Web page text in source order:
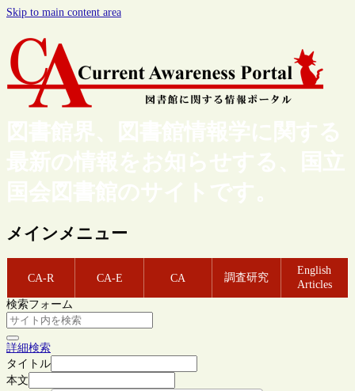
Skip to main content area
図書館界、図書館情報学に関する
最新の情報をお知らせする、国立
国会図書館のサイトです。
メインメニュー
CA-R CA-E CA 調査研究
English
Articles
検索フォーム
詳細検索
タイトル
本文